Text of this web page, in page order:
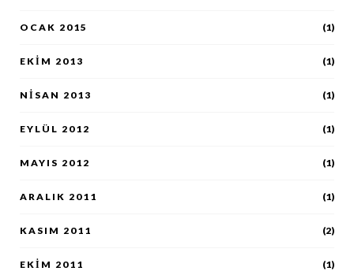
OCAK 2015 (1)
EKIM 2013 (1)
NISAN 2013 (1)
EYLÜL 2012 (1)
MAYIS 2012 (1)
ARALIK 2011 (1)
KASIM 2011 (2)
EKIM 2011 (1)